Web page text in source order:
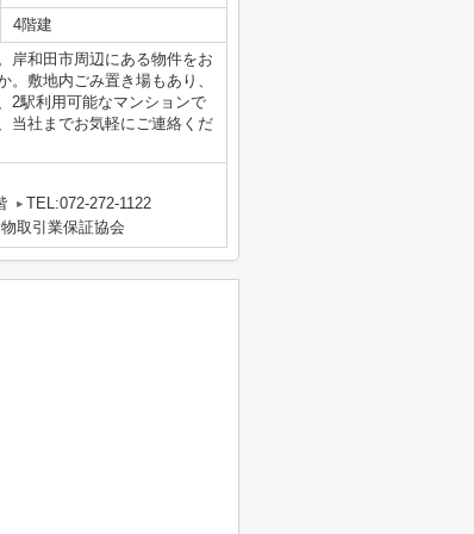
4階建
岸和田市周辺にある物件をお
敷地内ごみ置き場もあり、
2駅利用可能なマンションで
当社までお気軽にご連絡くだ
TEL:072-272-1122
取引業保証協会